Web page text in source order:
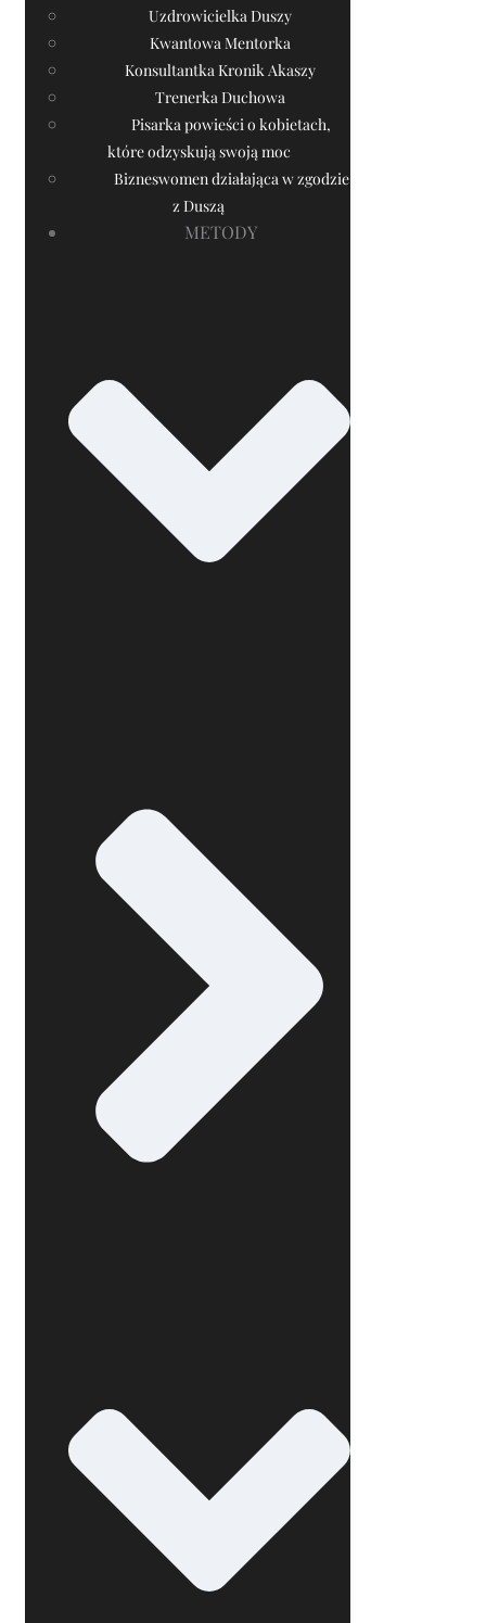
Uzdrowicielka Duszy
Kwantowa Mentorka
Konsultantka Kronik Akaszy
Trenerka Duchowa
Pisarka powieści o kobietach,
które odzyskują swoją moc
Bizneswomen działająca w zgodzie
z Duszą
METODY